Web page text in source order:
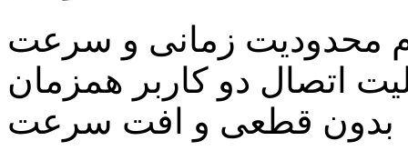
محدودیت زمانی و سرعت
اتصال دو کاربر همزمان
بدون قطعی و افت سرعت